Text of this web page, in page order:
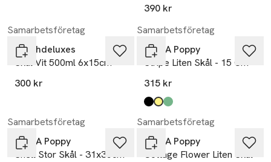
390 kr
Samarbetsföretag
Dutchdeluxes
Skål Vit 500ml 6x15cm
300 kr
Samarbetsföretag
Pick A Poppy
Stripe Liten Skål - 15 Cm
315 kr
Produkten finns i färgerna:
black,
yellow,
green,
Samarbetsföretag
Pick A Poppy
Shell Stor Skål - 31x35cm
Samarbetsföretag
Pick A Poppy
Cottage Flower Liten Skål